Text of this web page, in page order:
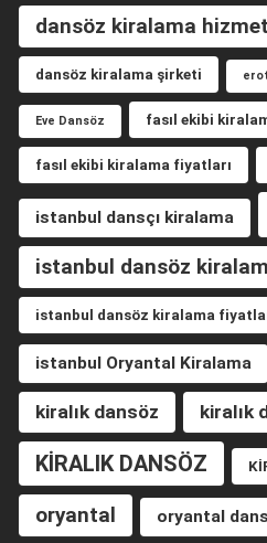
dansöz kiralama
dansöz kiralama şirketi
Eve Dansöz fasıl ekibi
fasıl ekibi kiralama fiyatları
istanbul dansçı kiralama
istanbul dansöz
istanbul dansöz kiralama
istanbul Oryantal Kiralama
kiralık dansöz kiralık
KİRALIK DANSÖZ
oryantal oryantal